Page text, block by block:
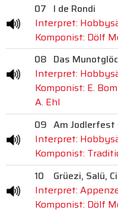
07 I de Rondi
Interpret:
Komponist: Dölf
08 Das
Interpret:
Komponist: E.
A. Ehl
09 Am Jodlerfest
Interpret:
Komponist:
10
Grüezi, Salü,
Interpret:
Komponist: Dölf